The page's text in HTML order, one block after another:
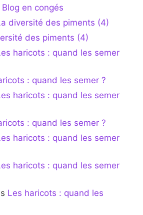
Blog en congés
diversité des piments (4)
des piments (4)
haricots : quand les semer
: quand les semer ?
haricots : quand les semer
: quand les semer ?
haricots : quand les semer
haricots : quand les semer
Les haricots : quand les